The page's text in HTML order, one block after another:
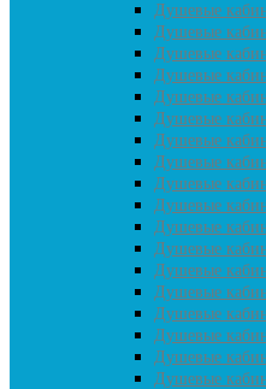
Душевые
Душевые
Душевые
Душевые
Душевые
Душевые
Душевые
Душевые
Душевые
Душевые
Душевые
Душевые
Душевые
Душевые
Душевые
Душевые
Душевые
Душевые